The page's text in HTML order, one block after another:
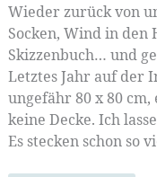
Wieder zurück von
Socken, Wind in den
Skizzenbuch… und
Letztes Jahr auf der
ungefähr 80 x 80 cm,
keine Decke. Ich
Es stecken schon so